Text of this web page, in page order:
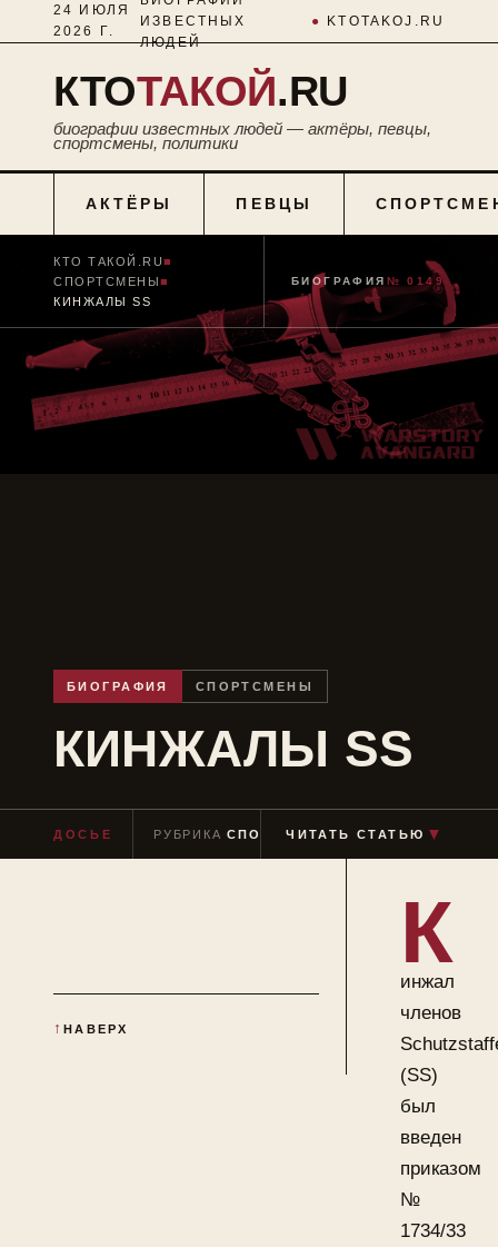
24 ИЮЛЯ
2026 Г.
ИЗВЕСТНЫХ
ЛЮДЕЙ
● KTOTAKOJ.RU
КТОТАКОЙ.RU
биографии известных людей — актёры, певцы,
спортсмены, политики
АКТЁРЫ ПЕВЦЫ
КТО ТАКОЙ.RU■
СПОРТСМЕНЫ■
КИНЖАЛЫ SS
БИОГРАФИЯ № 0149
БИОГРАФИЯ СПОРТСМЕНЫ
КИНЖАЛЫ SS
ДОСЬЕ РУБРИКАСПОРТСМЕНЫ ЧТЕНИЕ
ЧИТАТЬ СТАТЬЮ ▼
НАВЕРХ
К
инжал
членов
(SS)
был
введен
приказом
№
1734/33